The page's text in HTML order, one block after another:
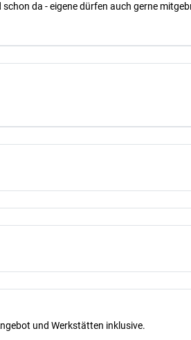
da - eigene dürfen auch gerne
und Werkstätten inklusive.